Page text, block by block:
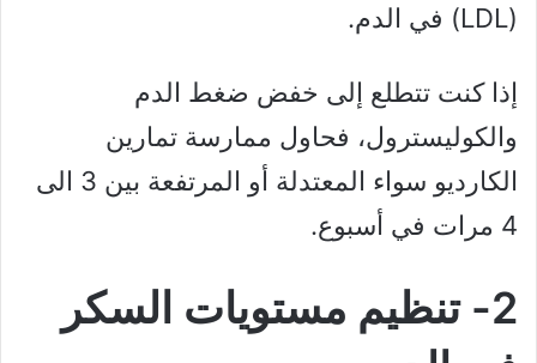
(LDL) في الدم.
إذا كنت تتطلع إلى خفض ضغط الدم
والكوليسترول، فحاول ممارسة تمارين
الكارديو سواء المعتدلة أو المرتفعة بين 3 الى
4 مرات في أسبوع.
2- تنظيم مستويات السكر